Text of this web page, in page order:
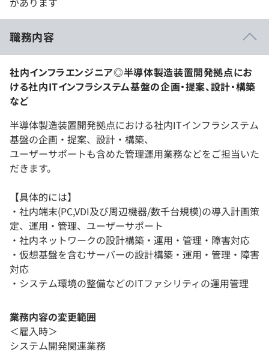
職務内容
社内インフラエンジニア◎半導体製造装置開発拠点にお
ける社内ITインフラシステム基盤の企画・提案、設計・構築
など
半導体製造装置開発拠点における社内ITインフラシステム
基盤の企画・提案、設計・構築、
ユーザーサポートも含めた管理運用業務などをご担当いた
だきます。
【具体的には】
・社内端末(PC,VDI及び周辺機器/数千台規模)の導入計画策
定、運用・管理、ユーザーサポート
・社内ネットワークの設計構築・運用・管理・障害対応
・仮想基盤を含むサーバーの設計構築・運用・管理・障害
対応
・システム環境の整備などのITファシリティの運用管理
業務内容の変更範囲
＜雇入時＞
システム開発関連業務